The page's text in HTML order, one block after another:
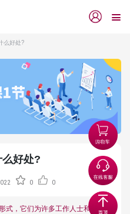
么好处?
么好处?
0 0
式，它们为许多工作人士和非